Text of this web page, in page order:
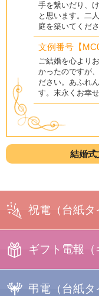
手を繋いだり、
と思います。二
庭を築いてくださ
文例番号【
ご結婚を心より
かったのですが
ださい。あふれ
す。末永くお幸せ
結婚式
祝電 （台紙タ
ギフト電報
弔電 （台紙タ